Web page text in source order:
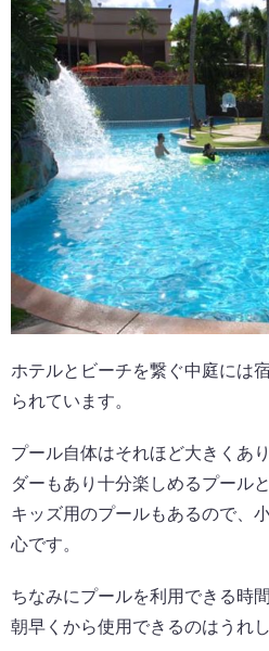
ホテルとビーチを繋ぐ中庭には
られています。
プール自体はそれほど大きくあ
ダーもあり十分楽しめるプール
キッズ用のプールもあるので、
心です。
ちなみにプールを利用できる時
朝早くから使用できるのはうれ